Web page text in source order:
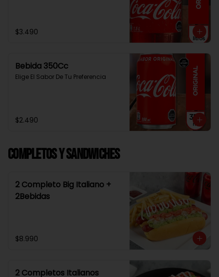
$3.490
Bebida 350Cc
Elige El Sabor De Tu Preferencia
$2.490
Completos y Sandwiches
2 Completo Big Italiano +
2Bebidas
$8.990
2 Completos Italianos